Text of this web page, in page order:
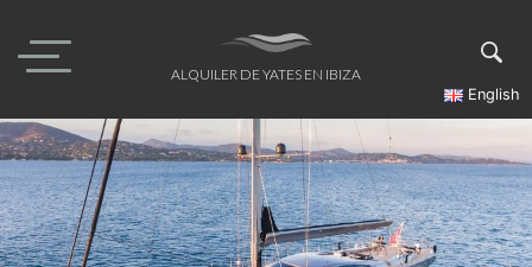
content
ALQUILER DE YATES EN IBIZA
English